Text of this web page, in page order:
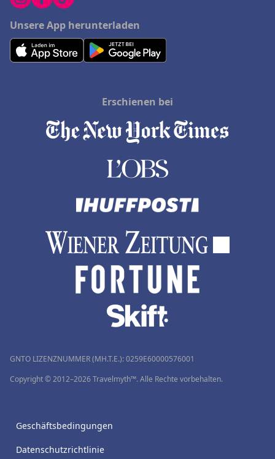
Unsere App herunterladen
Erschienen bei
GNTO LIZENZNUMMER (MH.T.E.): 0259Ε60000576001
Copyright © 2012–2026 Travelmyth™. Alle Rechte vorbehalten.
Geschäftsbedingungen
Datenschutzrichtlinie